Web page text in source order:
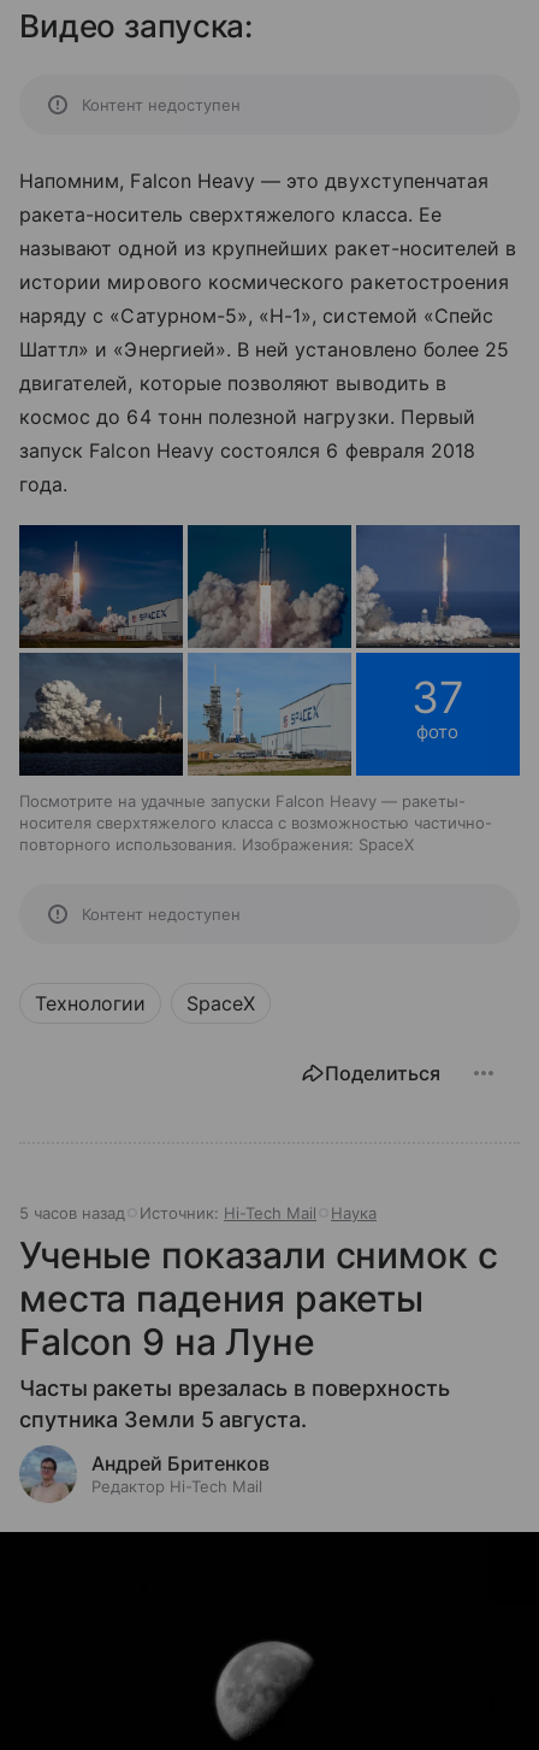
Видео запуска:
Контент недоступен
Напомним, Falcon Heavy— это двухступенчатая
ракета-носитель сверхтяжелого класса. Ее
называют одной из крупнейших ракет-носителей в
истории мирового космического ракетостроения
наряду с «Сатурном-5», «Н-1», системой «Спейс
Шаттл» и «Энергией». В ней установлено более 25
двигателей, которые позволяют выводить в
космос до 64 тонн полезной нагрузки. Первый
запуск Falcon Heavy состоялся 6 февраля 2018
года.
37
фото
Посмотрите на удачные запуски Falcon Heavy — ракеты-
носителя сверхтяжелого класса с возможностью частично-
повторного использования. Изображения: SpaceX
Контент недоступен
Технологии SpaceX
Поделиться
5 часов назад Источник: Hi-Tech Mail Наука
Ученые показали снимок с
места падения ракеты
Falcon 9 на Луне
Часты ракеты врезалась в поверхность
спутника Земли 5 августа.
Андрей Бритенков
Редактор Hi-Tech Mail